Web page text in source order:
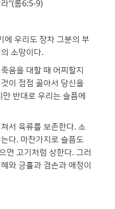
"(롬6:5-9)
에 우리도 장차 그분의 부
소망이다.
음을 대할 때 어찌할지
이 점점 곪아서 당신을
반대로 우리는 슬픔에
서 육류를 보존한다. 소
다. 마찬가지로 슬픔도
면 고기처럼 상한다. 그러
와 긍휼과 겸손과 애정이